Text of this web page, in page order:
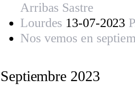
Arribas Sastre
Lourdes 13-07-2023
Nos vemos en
Septiembre 2023